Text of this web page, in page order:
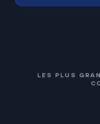
LES PLUS